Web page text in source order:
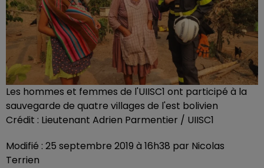
Les hommes et femmes de l'UIISC1 ont participé à la
sauvegarde de quatre villages de l'est bolivien
Crédit : Lieutenant Adrien Parmentier / UIISC1
Modifié : 25 septembre 2019 à 16h38 par Nicolas
Terrien